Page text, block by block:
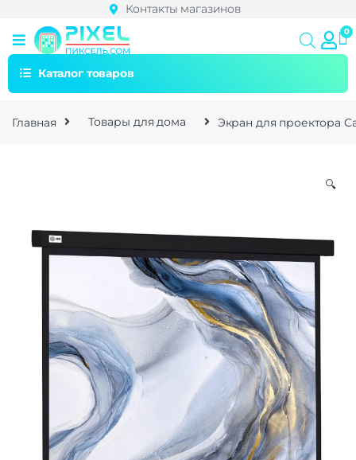
Контакты магазинов
Каталог товаров
Главная Товары для дома Экран для проектора
🔍